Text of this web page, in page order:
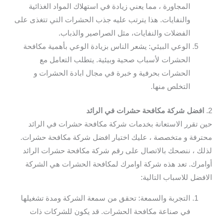
المجاورة ، مما يعني زيادة في استهلاك المواد الغذائية
والنفايات. هذا يترتب عليه جذب الحشرات التي تتغذى على
الفضلات والنفايات، مثل الصراصير والذباب.
الوعي البيئي: يشعر الناس بزيادة الوعي بأهمية مكافحة
الحشرات لأسباب صحية وبيئية. يتطلب التعامل مع
الحشرات بحرفية و خبرة في مجال ابادة الحشرات و
التخلص منها.
2.
افضل شركة مكافحة حشرات في الرائد
حين تقرر الاستعانة بخدمات شركة مكافحة حشرات في الرائد
محترفة و متخصصة ، عليك اختيار افضل شركة مكافحة حشرات.
لذلك ، ننصحك بالاتصال على رقم شركة مكافحة حشرات الرائد
أوامرك. تعد هذه شركة اوامرك لمكافحة الحشرات هي الشركة
الافضل للاسباب التالية:
التجربة والسمعة: تحقق من سمعة الشركة ومدة تشغيلها
في صناعة مكافحة الحشرات. قد يكون للشركات ذات